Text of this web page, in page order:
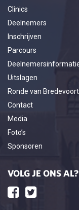
Clinics
Deelnemers
Inschrijven
Parcours
Uitslagen
Ronde van
Contact
Media
Foto’s
Sponsoren
VOLG JE ONS AL?